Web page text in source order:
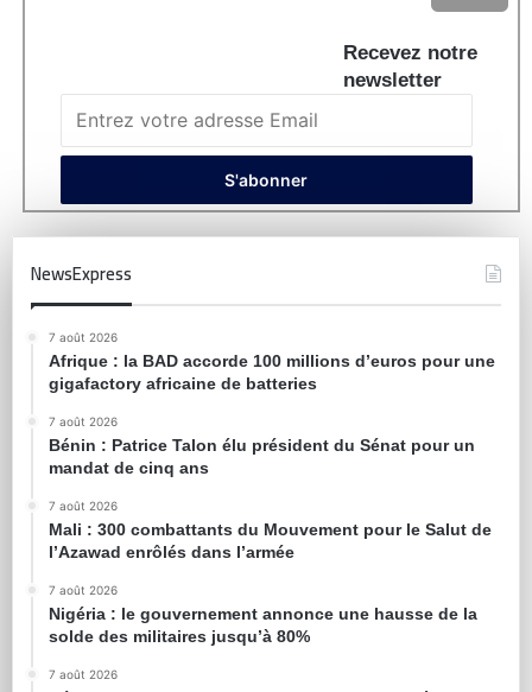
Recevez notre
newsletter
NewsExpress
7 août 2026
Afrique : la BAD accorde 100 millions d’euros pour une
gigafactory africaine de batteries
7 août 2026
Bénin : Patrice Talon élu président du Sénat pour un
mandat de cinq ans
7 août 2026
Mali : 300 combattants du Mouvement pour le Salut de
l’Azawad enrôlés dans l’armée
7 août 2026
Nigéria : le gouvernement annonce une hausse de la
solde des militaires jusqu’à 80%
7 août 2026